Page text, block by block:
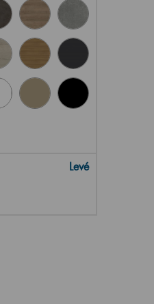
Levé